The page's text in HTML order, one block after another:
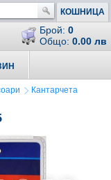
КОШНИЦА
Брой: 0
Общо: 0.00 лв
Кантарчета